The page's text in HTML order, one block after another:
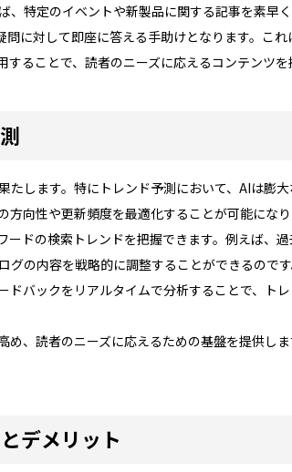
特定のイベントや新製品に関する記事を素早
に対して即座に答える手助けとなります。こ
ることで、読者のニーズに応えるコンテンツ
します。特にトレンド予測において、AIは膨
向性や更新頻度を最適化することが可能になり
ドの検索トレンドを把握できます。例えば、
の内容を戦略的に調整することができるのです
バックをリアルタイムで分析することで、ト
、読者のニーズに応えるための基盤を提供し
デメリット